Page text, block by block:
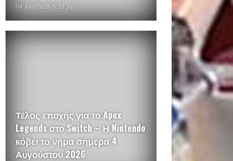
04 Αυγ 2026 6:27 μμ
Τέλος εποχής για το Apex
Legends στο Switch – Η Nintendo
κόβει το νήμα σήμερα 4
Αυγούστου 2026